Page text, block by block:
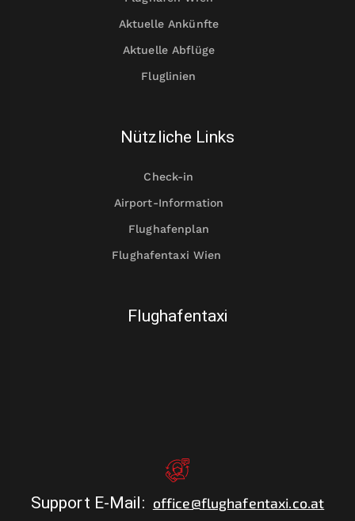
Aktuelle Ankünfte
Aktuelle Abflüge
Fluglinien
Nützliche Links
Check-in
Airport-Information
Flughafenplan
Flughafentaxi Wien
Flughafentaxi
Support E-Mail: office@flughafentaxi.co.at